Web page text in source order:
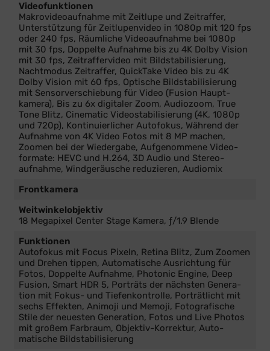
Videofunktionen
Makrovideo­aufnahme mit Zeitlupe und Zeitraffer,
Unter­stüt­zung für Zeitlupen­video in 1080p mit 120 fps
oder 240 fps, Räumliche Video­auf­nahme bei 1080p
mit 30 fps, Doppelte Auf­nahme bis zu 4K Dolby Vision
mit 30 fps, Zeitraffervideo mit Bild­stabilisierung,
Nacht­modus Zeitraffer, QuickTake Video bis zu 4K
Dolby Vision mit 60 fps, Optische Bild­stabilisierung
mit Sensor­verschiebung für Video (Fusion Haupt­
kamera), Bis zu 6x digitaler Zoom, Audiozoom, True
Tone Blitz, Cinematic Video­stabilisierung (4K, 1080p
und 720p), Kontinuierlicher Auto­fokus, Während der
Auf­nahme von 4K Video Fotos mit 8 MP machen,
Zoomen bei der Wieder­gabe, Aufgenommene Video­
formate: HEVC und H.264, 3D Audio und Stereo­
aufnahme, Wind­geräusche redu­zieren, Audiomix
Frontkamera
Weitwinkelobjektiv
18 Megapixel Center Stage Kamera, ƒ/1.9 Blende
Funktionen
Auto­fokus mit Focus Pixeln, Retina Blitz, Zum Zoomen
und Drehen tippen, Automatische Ausrichtung für
Fotos, Doppelte Aufnahme, Photonic Engine, Deep
Fusion, Smart HDR 5, Porträts der nächsten Gene­ra­
tion mit Fokus- und Tiefenkontrolle, Porträt­licht mit
sechs Effekten, Animoji und Memoji, Fotografische
Stile der neu­esten Gene­ra­tion, Fotos und Live Photos
mit großem Farb­raum, Objektiv-Korrektur, Auto­
matische Bild­stabi­li­sierung